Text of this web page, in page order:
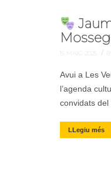
15 MAIG 2025 /
Avui a Les
l’agenda
convidats
LLegiu més